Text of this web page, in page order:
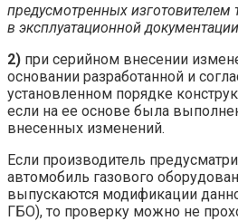
предусмотренных изготовителем
в эксплуатационной
2) при серийном внесении
основании разработанной и
установленном порядке
если на ее основе была
внесенных изменений.
Если производитель
автомобиль газового
выпускаются модификации
ГБО), то проверку можно не